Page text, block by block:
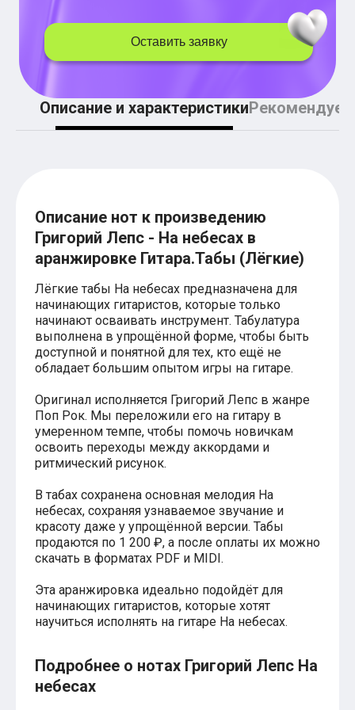
Легкие аккорды (простые песни)
Аккорды со словами (вокал)
BEARWOLF
Мари Краймбрери
Комната культуры
XOLIDAYBOY
Сергей Лазарев
Ёлка
Анжелика Варум
Алексей Чумаков
Леонид Агутин
Тематические
Из фильмов
Аватар: Путь воды
Титаник
Гарри Поттер
Хатико
Пираты Карибского моря
Сумерки
Величайший шоумен
Звездные войны
Ла ла Ленд
Ромео и Джульетта (1968)
Бумер
Аладдин (2019)
Король лев (2019)
Брат-2
Властелин колец: Братство Кольца
Классическая музыка
Времена года - Вивальди
Времена года - Чайковский
Ноты для вальса
Из мультфильмов
Король лев
Оставить заявку
Описание и характеристикиРекомендуем
Описание нот к произведению
Григорий Лепс - На небесах в
аранжировке Гитара.Табы (Лёгкие)
Лёгкие табы На небесах предназначена для
начинающих гитаристов, которые только
начинают осваивать инструмент. Табулатура
выполнена в упрощённой форме, чтобы быть
доступной и понятной для тех, кто ещё не
обладает большим опытом игры на гитаре.
Оригинал исполняется Григорий Лепс в жанре
Поп Рок. Мы переложили его на гитару в
умеренном темпе, чтобы помочь новичкам
освоить переходы между аккордами и
ритмический рисунок.
В табах сохранена основная мелодия На
небесах, сохраняя узнаваемое звучание и
красоту даже у упрощённой версии. Табы
продаются по 1 200 ₽, а после оплаты их можно
скачать в форматах PDF и MIDI.
Эта аранжировка идеально подойдёт для
начинающих гитаристов, которые хотят
научиться исполнять на гитаре На небесах.
Подробнее о нотах Григорий Лепс На
небесах